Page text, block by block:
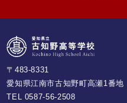
〒483-8331
愛知県江南市古知野町高瀬1番地
TEL 0587-56-2508